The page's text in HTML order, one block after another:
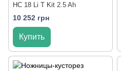
HC 18 Li T Kit 2.5 Ah
10 252 грн
Купить